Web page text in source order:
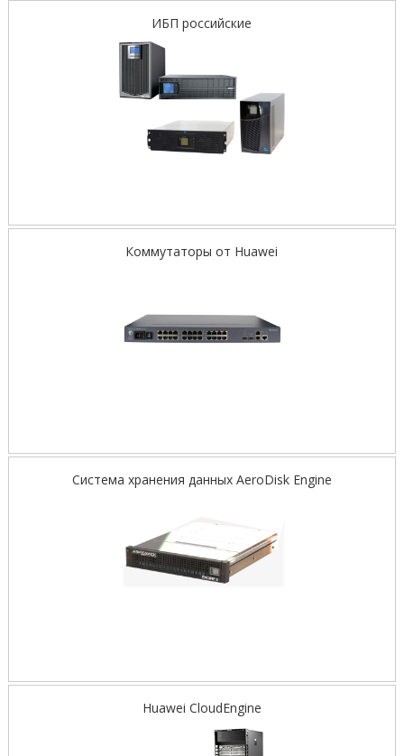
ИБП российские
Коммутаторы от Huawei
Система хранения данных AeroDisk Engine
Huawei CloudEngine